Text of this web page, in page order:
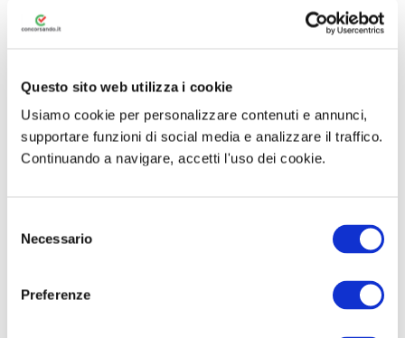
Questo sito web utilizza i cookie
Usiamo cookie per personalizzare contenuti e annunci,
supportare funzioni di social media e analizzare il traffico.
Continuando a navigare, accetti l'uso dei cookie.
Necessario
Preferenze
Graduatoria finale di merito provvisoria
approvata. 3 candidati risultano vincitori.
1
Test fisici per verificare l’idoneità al